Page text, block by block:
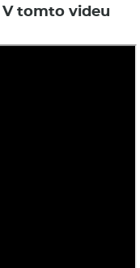
tomto videu